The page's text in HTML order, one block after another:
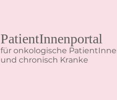
PatientInnenportal
für onkologische
und chronisch Kranke